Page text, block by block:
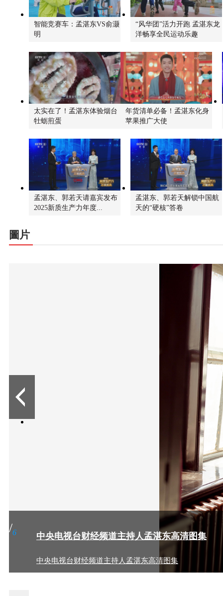
智能竞赛车：孟湛东VS俞灏
明
“风华团”活力开跑 孟湛东龙
洋畅享全民运动乐趣
太实在了！孟湛东体验烟台
牡蛎煎蛋
年货清单必备！孟湛东化身
苹果推广大使
孟湛东、郭若天请嘉宾发布
2025新质生产力年度...
孟湛东、郭若天解锁中国航
天的“硬核”答卷
圖片
/6 中央电视台财经频道主持人孟湛东高清图集
中央电视台财经频道主持人孟湛东高清图集